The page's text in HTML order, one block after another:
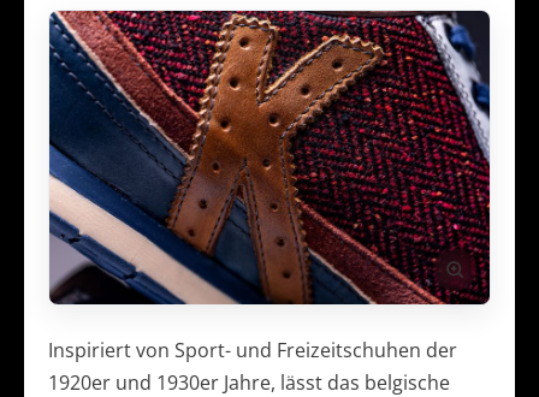
Inspiriert von Sport- und Freizeitschuhen der
1920er und 1930er Jahre, lässt das belgische